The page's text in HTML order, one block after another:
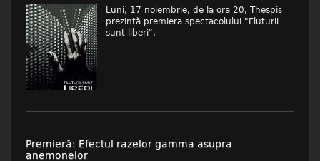
Luni, 17 noiembrie, de la ora 20, Thespis
prezintă premiera spectacolului "Fluturii
sunt liberi",
Premieră: Efectul razelor gamma asupra
anemonelor